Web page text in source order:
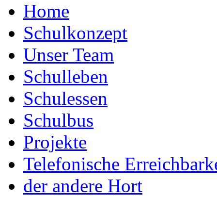
Home
Schulkonzept
Unser Team
Schulleben
Schulessen
Schulbus
Projekte
Telefonische
der andere Hort